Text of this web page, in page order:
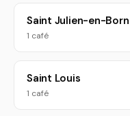
Saint Julien-en-Born
1 café
Saint Louis
1 café